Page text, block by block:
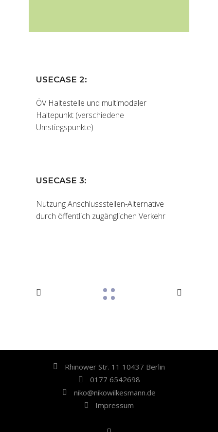
USECASE 2:
ÖV Haltestelle und multimodaler
Haltepunkt (verschiedene
Umstiegspunkte)
USECASE 3:
Nutzung Anschlussstellen-Alternative
durch öffentlich zugänglichen Verkehr
Rhinower Str. 11 10437 Berlin
0177 6542698
niko@nikowilkesmann.de
Impressum